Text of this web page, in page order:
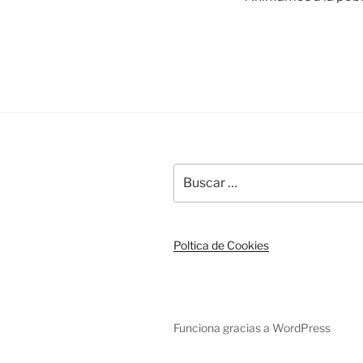
por:
Poltica de Cookies
Funciona gracias a WordPress